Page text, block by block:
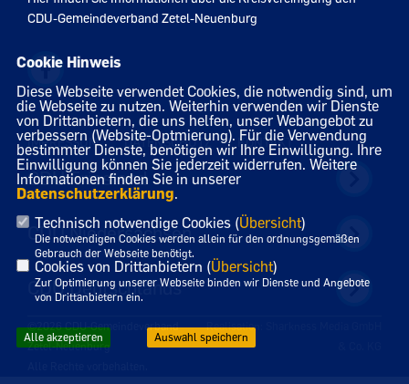
CDU-Gemeindeverband Zetel-Neuenburg
IMPRESSUM DATENSCHUTZ KONTAKT
CDU Friesland
CDU Niedersachsen
CDU Deutschlands
©2026 CDU-Gemeindeverband
Zetel-Neuenburg
Realisation: Sharkness Media GmbH
Cookie Hinweis
Diese Webseite verwendet Cookies, die notwendig sind, um
die Webseite zu nutzen. Weiterhin verwenden wir Dienste
von Drittanbietern, die uns helfen, unser Webangebot zu
verbessern (Website-Optmierung). Für die Verwendung
bestimmter Dienste, benötigen wir Ihre Einwilligung. Ihre
Einwilligung können Sie jederzeit widerrufen. Weitere
Informationen finden Sie in unserer
Datenschutzerklärung.
Technisch notwendige Cookies (Übersicht)
Die notwendigen Cookies werden allein für den ordnungsgemäßen
Gebrauch der Webseite benötigt.
Cookies von Drittanbietern (Übersicht)
Zur Optimierung unserer Webseite binden wir Dienste und Angebote
von Drittanbietern ein.
Alle akzeptieren Auswahl speichern